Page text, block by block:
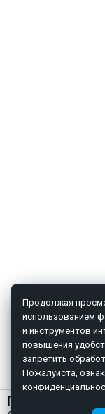
ГЛАВНАЯ
Продолжая
использованием
и инструментов
повышения
запретить
Пожалуйста,